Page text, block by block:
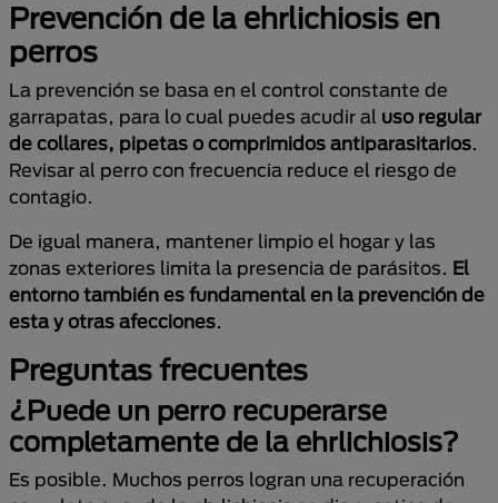
Prevención de la ehrlichiosis en
perros
La prevención se basa en el control constante de
garrapatas, para lo cual puedes acudir al uso regular
de collares, pipetas o comprimidos antiparasitarios.
Revisar al perro con frecuencia reduce el riesgo de
contagio.
De igual manera, mantener limpio el hogar y las
zonas exteriores limita la presencia de parásitos. El
entorno también es fundamental en la prevención de
esta y otras afecciones.
Preguntas frecuentes
¿Puede un perro recuperarse
completamente de la ehrlichiosis?
Es posible. Muchos perros logran una recuperación